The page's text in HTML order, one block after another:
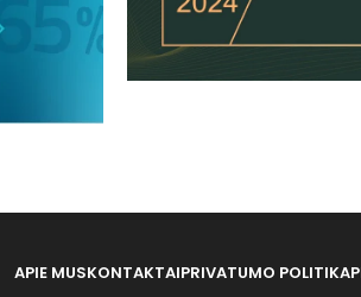
APIE MUSKONTAKTAIPRIVATUMO POLITIKA